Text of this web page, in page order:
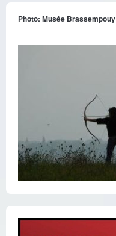
Photo: Musée Brassempouy